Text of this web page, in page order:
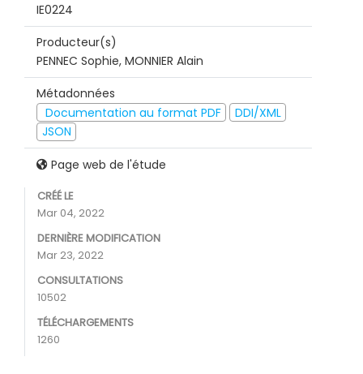
IE0224
Producteur(s)
PENNEC Sophie, MONNIER Alain
Métadonnées
Documentation au format PDF
DDI/XML
JSON
Page web de l'étude
CRÉÉ LE
Mar 04, 2022
DERNIÈRE MODIFICATION
Mar 23, 2022
CONSULTATIONS
10502
TÉLÉCHARGEMENTS
1260